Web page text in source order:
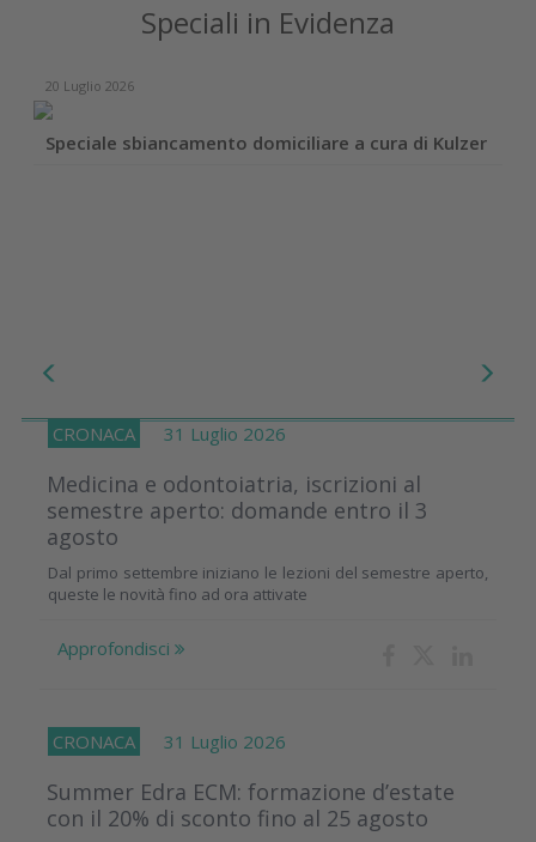
Speciali in Evidenza
20 Luglio 2026
Speciale sbiancamento domiciliare a cura di Kulzer
CRONACA 31 Luglio 2026
Medicina e odontoiatria, iscrizioni al
semestre aperto: domande entro il 3
agosto
Dal primo settembre iniziano le lezioni del semestre aperto,
queste le novità fino ad ora attivate
Approfondisci
CRONACA 31 Luglio 2026
Summer Edra ECM: formazione d’estate
con il 20% di sconto fino al 25 agosto